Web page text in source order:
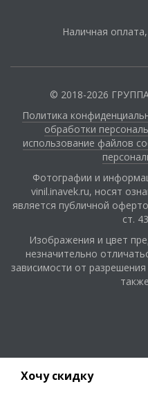
Наличная
© 2018-2026
Политика
обработки
использование файлов
Фотографии и
vinil.inavek.ru, носят
является публичной
ст.
Изображения и цвет
незначительно
зависимости от
Хочу скидку